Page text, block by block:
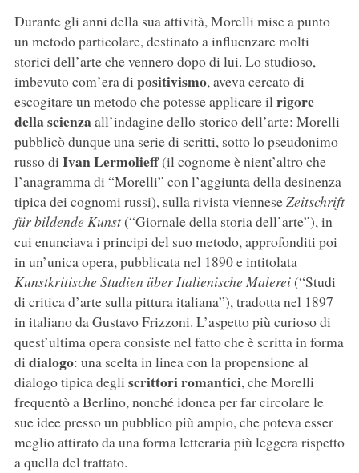
Durante gli anni della sua attività, Morelli mise a punto
un metodo particolare, destinato a influenzare molti
storici dell’arte che vennero dopo di lui. Lo studioso,
imbevuto com’era di positivismo, aveva cercato di
escogitare un metodo che potesse applicare ilrigore
della scienzaall’indagine dello storico dell’arte: Morelli
pubblicò dunque una serie di scritti, sotto lo pseudonimo
russo di Ivan Lermolieff(il cognome è nient’altro che
l’anagramma di “Morelli” con l’aggiunta della desinenza
tipica dei cognomi russi), sulla rivista vienneseZeitschrift
für bildende Kunst(“Giornale della storia dell’arte”), in
cui enunciava i principi del suo metodo, approfonditi poi
in un’unica opera, pubblicata nel 1890 e intitolata
Kunstkritische Studien über Italienische Malerei(“Studi
di critica d’arte sulla pittura italiana”), tradotta nel 1897
in italiano da Gustavo Frizzoni. L’aspetto più curioso di
quest’ultima opera consiste nel fatto che è scritta in forma
di dialogo: una scelta in linea con la propensione al
dialogo tipica degli scrittori romantici, che Morelli
frequentò a Berlino, nonché idonea per far circolare le
sue idee presso un pubblico più ampio, che poteva esser
meglio attirato da una forma letteraria più leggera rispetto
a quella del trattato.